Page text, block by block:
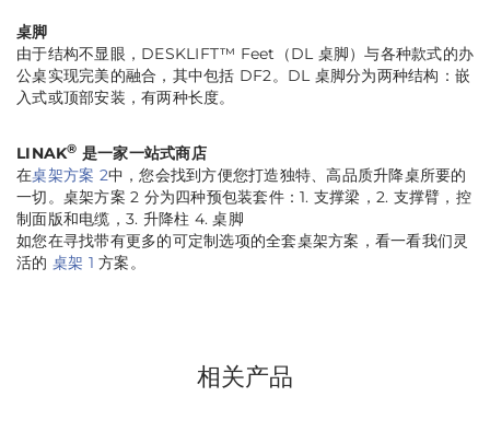
桌脚
由于结构不显眼，DESKLIFT™ Feet（DL 桌脚）与各种款式的办
公桌实现完美的融合，其中包括 DF2。DL 桌脚分为两种结构：嵌
入式或顶部安装，有两种长度。
LINAK® 是一家一站式商店
在桌架方案 2中，您会找到方便您打造独特、高品质升降桌所要的
一切。桌架方案 2 分为四种预包装套件：1. 支撑梁，2. 支撑臂，控
制面版和电缆，3. 升降柱 4. 桌脚
如您在寻找带有更多的可定制选项的全套桌架方案，看一看我们灵
活的 桌架 1 方案。
相关产品